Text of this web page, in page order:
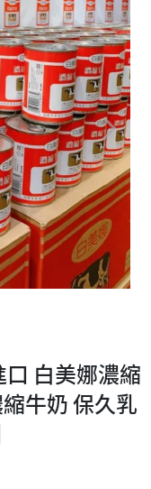
口 白美娜濃縮
牛奶 保久乳